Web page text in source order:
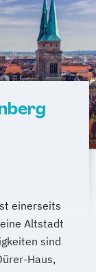
einerseits
Altstadt
sind
Haus,